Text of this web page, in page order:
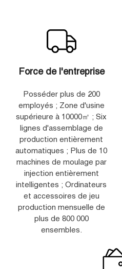
Force de l'entreprise
Posséder plus de 200
employés ; Zone d'usine
supérieure à 10000㎡ ; Six
lignes d'assemblage de
production entièrement
automatiques ; Plus de 10
machines de moulage par
injection entièrement
intelligentes ; Ordinateurs
et accessoires de jeu
production mensuelle de
plus de 800 000
ensembles.